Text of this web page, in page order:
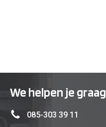
We helpen je graag
085-303 39 11